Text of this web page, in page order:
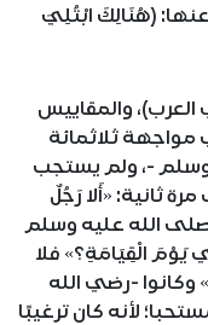
(هُنَالِكَ ابْتُلِيَ
العرب)، والمقاييس
ثلاثمائة
وسلم -، ولم يستجب
ثانية: «أَلا رَجُلٌ
صلى الله عليه وسلم
يَوْمَ الْقِيَامَةِ؟» فلا
وكانوا -رضي الله
لأنه كان ترغيبًا